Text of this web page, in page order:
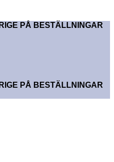
PÅ BESTÄLLNINGAR
PÅ BESTÄLLNINGAR